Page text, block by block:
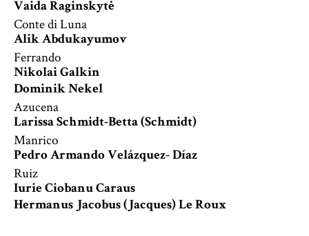
Vaida Raginskytė
Conte di Luna
Alik Abdukayumov
Ferrando
Nikolai Galkin
Dominik Nekel
Azucena
Larissa Schmidt-Betta (Schmidt)
Manrico
Pedro Armando Velázquez- Díaz
Ruiz
Iurie Ciobanu Caraus
Hermanus Jacobus (Jacques) Le Roux